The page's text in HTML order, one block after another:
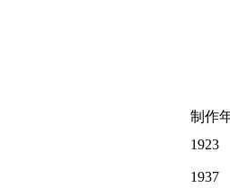
制作
1923
1937